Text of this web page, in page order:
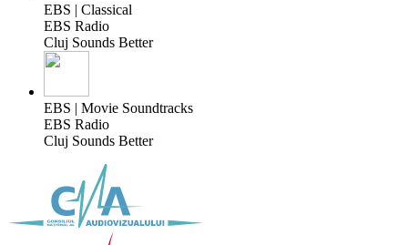
EBS | Classical
EBS Radio
Cluj Sounds Better
EBS | Movie Soundtracks
EBS Radio
Cluj Sounds Better